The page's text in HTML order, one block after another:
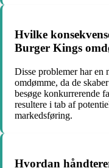
Hvilke
Burger Kings
Disse problemer har
omdømme, da de
besøge konkurrerende
resultere i tab af
markedsføring.
Hvordan